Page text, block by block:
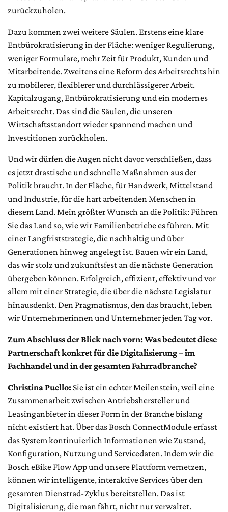
zurückzuholen.
Dazu kommen zwei weitere Säulen. Erstens eine klare
Entbürokratisierung in der Fläche: weniger Regulierung,
weniger Formulare, mehr Zeit für Produkt, Kunden und
Mitarbeitende. Zweitens eine Reform des Arbeitsrechts hin
zu mobilerer, flexiblerer und durchlässigerer Arbeit.
Kapitalzugang, Entbürokratisierung und ein modernes
Arbeitsrecht. Das sind die Säulen, die unseren
Wirtschaftsstandort wieder spannend machen und
Investitionen zurückholen.
Und wir dürfen die Augen nicht davor verschließen, dass
es jetzt drastische und schnelle Maßnahmen aus der
Politik braucht. In der Fläche, für Handwerk, Mittelstand
und Industrie, für die hart arbeitenden Menschen in
diesem Land. Mein größter Wunsch an die Politik: Führen
Sie das Land so, wie wir Familienbetriebe es führen. Mit
einer Langfriststrategie, die nachhaltig und über
Generationen hinweg angelegt ist. Bauen wir ein Land,
das wir stolz und zukunftsfest an die nächste Generation
übergeben können. Erfolgreich, effizient, effektiv und vor
allem mit einer Strategie, die über die nächste Legislatur
hinausdenkt. Den Pragmatismus, den das braucht, leben
wir Unternehmerinnen und Unternehmer jeden Tag vor.
Zum Abschluss der Blick nach vorn: Was bedeutet diese
Partnerschaft konkret für die Digitalisierung – im
Fachhandel und in der gesamten Fahrradbranche?
Christina Puello: Sie ist ein echter Meilenstein, weil eine
Zusammenarbeit zwischen Antriebshersteller und
Leasinganbieter in dieser Form in der Branche bislang
nicht existiert hat. Über das Bosch ConnectModule erfasst
das System kontinuierlich Informationen wie Zustand,
Konfiguration, Nutzung und Servicedaten. Indem wir die
Bosch eBike Flow App und unsere Plattform vernetzen,
können wir intelligente, interaktive Services über den
gesamten Dienstrad-Zyklus bereitstellen. Das ist
Digitalisierung, die man fährt, nicht nur verwaltet.